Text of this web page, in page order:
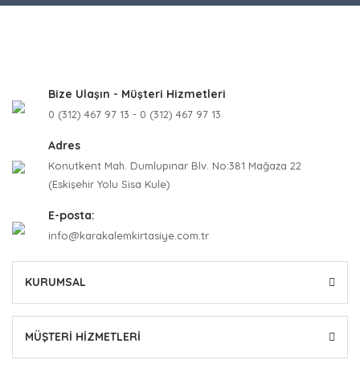
Bize Ulaşın - Müşteri Hizmetleri
0 (312) 467 97 13 - 0 (312) 467 97 13
Adres
Konutkent Mah. Dumlupınar Blv. No:381 Mağaza 22
(Eskişehir Yolu Sisa Kule)
E-posta:
info@karakalemkirtasiye.com.tr
KURUMSAL
MÜŞTERİ HİZMETLERİ